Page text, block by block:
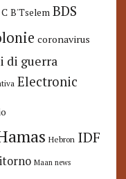
B'Tselem BDS
coronavirus
di guerra
Electronic
Hebron IDF
Maan news